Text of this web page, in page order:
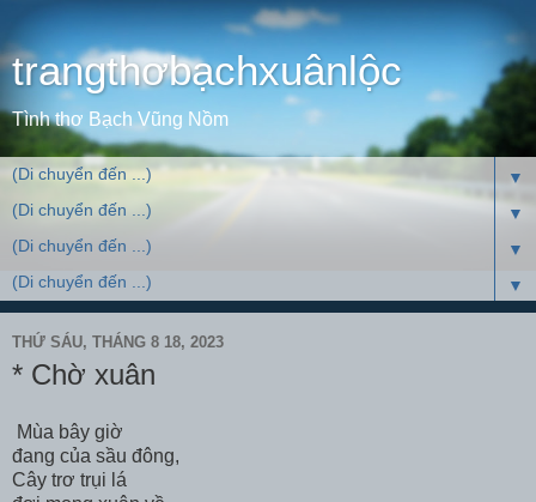
trangthơbạchxuânlộc
Tình thơ Bạch Vũng Nồm
▼
▼
▼
▼
THỨ SÁU, THÁNG 8 18, 2023
* Chờ xuân
Mùa bây giờ
đang của sầu đông,
Cây trơ trụi lá